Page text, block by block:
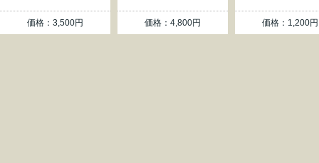
価格：3,500円 価格：4,800円 価格：1,200円